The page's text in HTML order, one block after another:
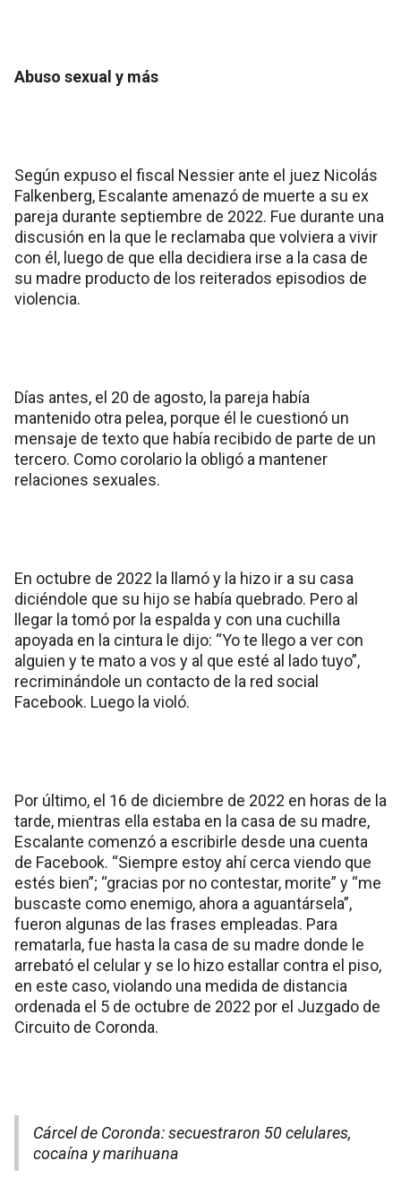
Abuso sexual y más
Según expuso el fiscal Nessier ante el juez Nicolás
Falkenberg, Escalante amenazó de muerte a su ex
pareja durante septiembre de 2022. Fue durante una
discusión en la que le reclamaba que volviera a vivir
con él, luego de que ella decidiera irse a la casa de
su madre producto de los reiterados episodios de
violencia.
Días antes, el 20 de agosto, la pareja había
mantenido otra pelea, porque él le cuestionó un
mensaje de texto que había recibido de parte de un
tercero. Como corolario la obligó a mantener
relaciones sexuales.
En octubre de 2022 la llamó y la hizo ir a su casa
diciéndole que su hijo se había quebrado. Pero al
llegar la tomó por la espalda y con una cuchilla
apoyada en la cintura le dijo: “Yo te llego a ver con
alguien y te mato a vos y al que esté al lado tuyo”,
recriminándole un contacto de la red social
Facebook. Luego la violó.
Por último, el 16 de diciembre de 2022 en horas de la
tarde, mientras ella estaba en la casa de su madre,
Escalante comenzó a escribirle desde una cuenta
de Facebook. “Siempre estoy ahí cerca viendo que
estés bien”; “gracias por no contestar, morite” y “me
buscaste como enemigo, ahora a aguantársela”,
fueron algunas de las frases empleadas. Para
rematarla, fue hasta la casa de su madre donde le
arrebató el celular y se lo hizo estallar contra el piso,
en este caso, violando una medida de distancia
ordenada el 5 de octubre de 2022 por el Juzgado de
Circuito de Coronda.
Cárcel de Coronda: secuestraron 50 celulares,
cocaína y marihuana